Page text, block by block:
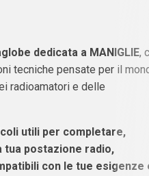
dedicata a MANIGLIE,
tecniche pensate per il
radioamatori e delle
utili per completare,
postazione radio,
con le tue esigenze